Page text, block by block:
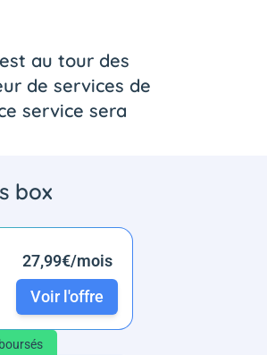
au tour des
de services de
service sera
box
27,99€/mois
Voir l'offre